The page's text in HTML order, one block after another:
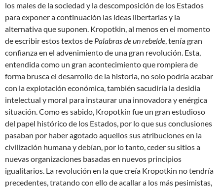
los males de la sociedad y la descomposición de los Estados
para exponer a continuación las ideas libertarias y la
alternativa que suponen. Kropotkin, al menos en el momento
de escribir estos textos de Palabras de un rebelde, tenía gran
confianza en el advenimiento de una gran revolución. Esta,
entendida como un gran acontecimiento que rompiera de
forma brusca el desarrollo de la historia, no solo podría acabar
con la explotación económica, también sacudiría la desidia
intelectual y moral para instaurar una innovadora y enérgica
situación. Como es sabido, Kropotkin fue un gran estudioso
del papel histórico de los Estados, por lo que sus conclusiones
pasaban por haber agotado aquellos sus atribuciones en la
civilización humana y debían, por lo tanto, ceder su sitios a
nuevas organizaciones basadas en nuevos principios
igualitarios. La revolución en la que creía Kropotkin no tendría
precedentes, tratando con ello de acallar a los más pesimistas,